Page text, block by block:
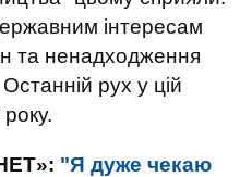
інтересам
та ненадходження
рух у цій
"Я дуже чекаю